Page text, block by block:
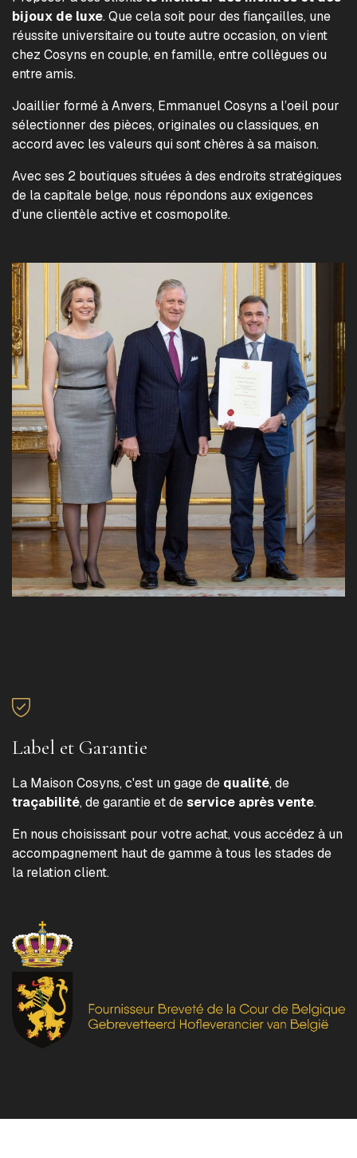
bijoux de luxe. Que cela soit pour des fiançailles, une
réussite universitaire ou toute autre occasion, on vient
chez Cosyns en couple, en famille, entre collègues ou
entre amis.
Joaillier formé à Anvers, Emmanuel Cosyns a l’oeil pour
sélectionner des pièces, originales ou classiques, en
accord avec les valeurs qui sont chères à sa maison.
Avec ses 2 boutiques situées à des endroits stratégiques
de la capitale belge, nous répondons aux exigences
d’une clientèle active et cosmopolite.
Label et Garantie
La Maison Cosyns, c'est un gage de qualité, de
traçabilité, de garantie et deservice après vente.
En nous choisissant pour votre achat, vous accédez à un
accompagnement haut de gamme à tous les stades de
la relation client.